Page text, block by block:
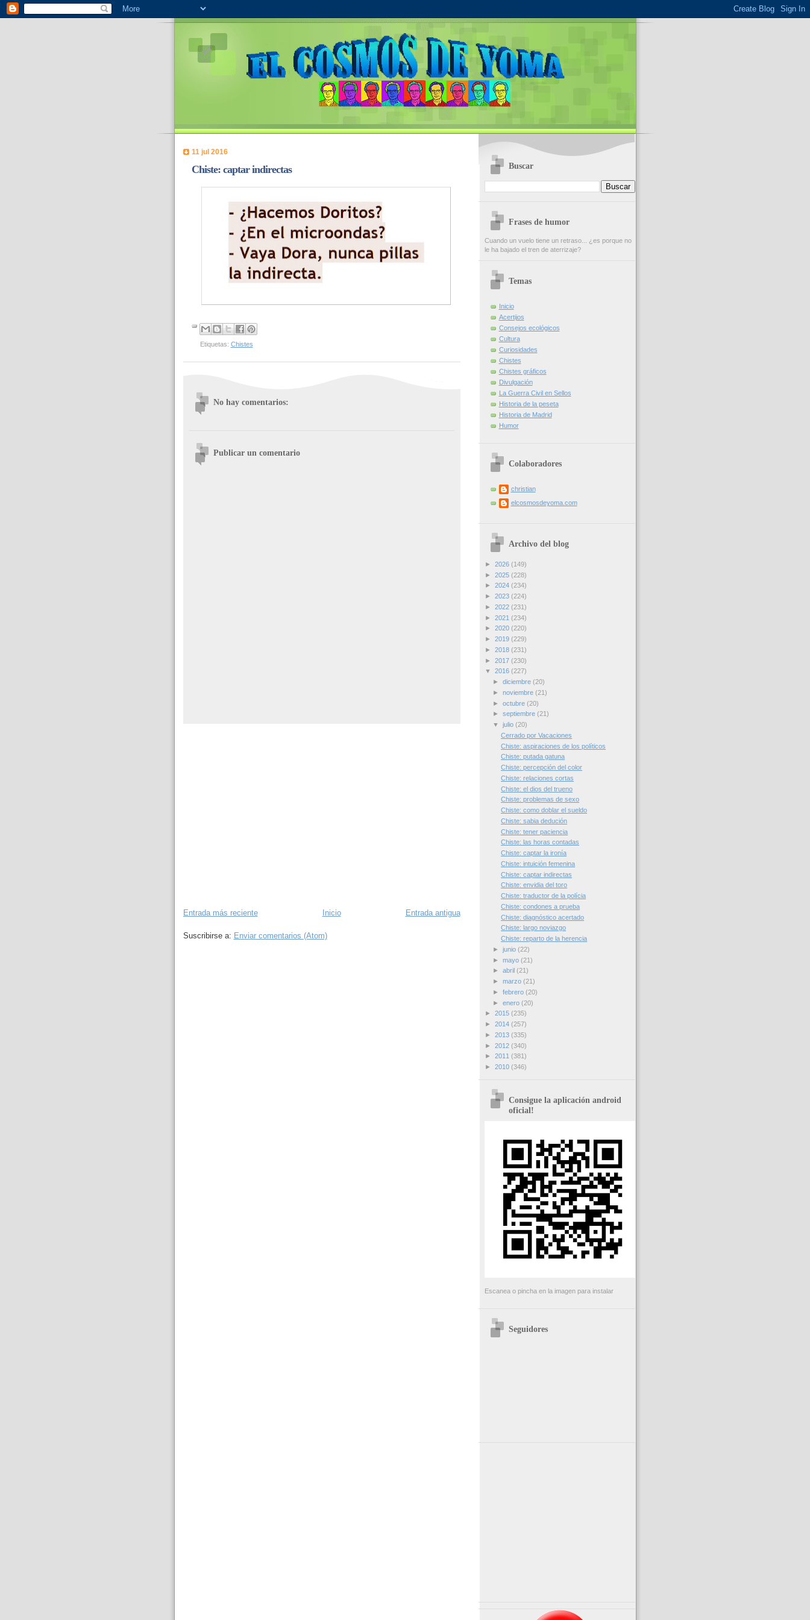
11 jul 2016
Chiste: captar indirectas
Etiquetas: Chistes
No hay comentarios:
Publicar un comentario
Entrada más reciente Entrada antigua
Inicio
Suscribirse a: Enviar comentarios (Atom)
Buscar
Frases de humor
Cuando un vuelo tiene un retraso... ¿es porque no
le ha bajado el tren de aterrizaje?
Temas
Inicio
Acertijos
Consejos ecológicos
Cultura
Curiosidades
Chistes
Chistes gráficos
Divulgación
La Guerra Civil en Sellos
Historia de la peseta
Historia de Madrid
Humor
Colaboradores
christian
elcosmosdeyoma.com
Archivo del blog
► 2026 (149)
► 2025 (228)
► 2024 (234)
► 2023 (224)
► 2022 (231)
► 2021 (234)
► 2020 (220)
► 2019 (229)
► 2018 (231)
► 2017 (230)
▼ 2016 (227)
► diciembre (20)
► noviembre (21)
► octubre (20)
► septiembre (21)
▼ julio (20)
Cerrado por Vacaciones
Chiste: aspiraciones de los políticos
Chiste: putada gatuna
Chiste: percepción del color
Chiste: relaciones cortas
Chiste: el dios del trueno
Chiste: problemas de sexo
Chiste: como doblar el sueldo
Chiste: sabia dedución
Chiste: tener paciencia
Chiste: las horas contadas
Chiste: captar la ironía
Chiste: intuición femenina
Chiste: captar indirectas
Chiste: envidia del toro
Chiste: traductor de la polícia
Chiste: condones a prueba
Chiste: diagnóstico acertado
Chiste: largo noviazgo
Chiste: reparto de la herencia
► junio (22)
► mayo (21)
► abril (21)
► marzo (21)
► febrero (20)
► enero (20)
► 2015 (235)
► 2014 (257)
► 2013 (335)
► 2012 (340)
► 2011 (381)
► 2010 (346)
Consigue la aplicación android
oficial!
Escanea o pincha en la imagen para instalar
Seguidores